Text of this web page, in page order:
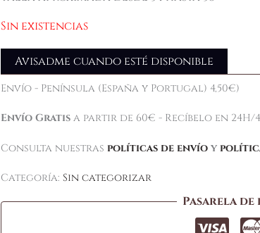
Sin existencias
Avisadme cuando esté disponible
Envío - Península (España y Portugal) 4,50€)
Envío Gratisa partir de 60€ - Recíbelo en 24H/
Consulta nuestras políticas de envíoy
Categoría: Sin categorizar
Pasarela de